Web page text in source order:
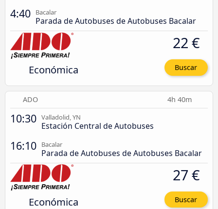
4:40 Bacalar
Parada de Autobuses de Autobuses Bacalar
Económica
22 €
Buscar
ADO 4h 40m
10:30 Valladolid, YN
Estación Central de Autobuses
16:10 Bacalar
Parada de Autobuses de Autobuses Bacalar
Económica
27 €
Buscar